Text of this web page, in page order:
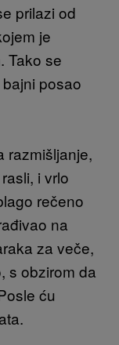
prilazi od
je
Tako se
posao
razmišljanje,
i vrlo
rečeno
na
za veče,
s obzirom da
ću